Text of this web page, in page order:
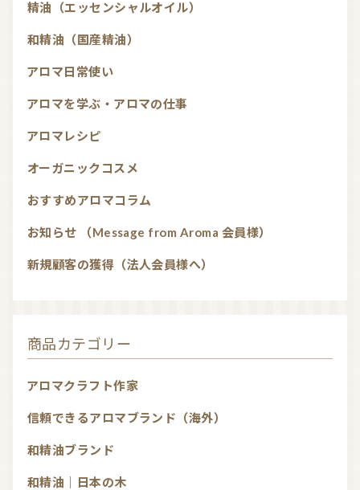
精油（エッセンシャルオイル）
和精油（国産精油）
アロマ日常使い
アロマを学ぶ・アロマの仕事
アロマレシピ
オーガニックコスメ
おすすめアロマコラム
お知らせ （Message from Aroma 会員様）
新規顧客の獲得（法人会員様へ）
商品カテゴリー
アロマクラフト作家
信頼できるアロマブランド（海外）
和精油ブランド
和精油｜日本の木